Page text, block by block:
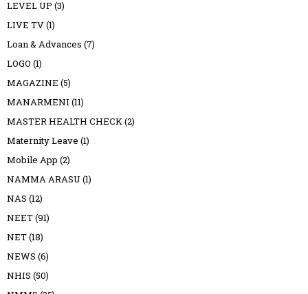
LEVEL UP (3)
LIVE TV(1)
Loan & Advances (7)
LOGO (1)
MAGAZINE (5)
MANARMENI (11)
MASTER HEALTH CHECK(2)
Maternity Leave (1)
Mobile App (2)
NAMMA ARASU (1)
NAS (12)
NEET(91)
NET(18)
NEWS (6)
NHIS (50)